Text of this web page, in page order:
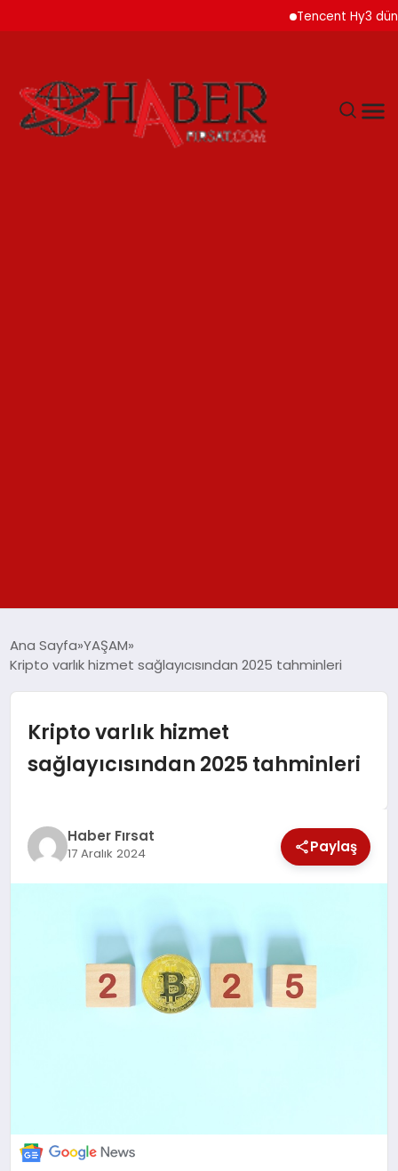
Tencent Hy3 dünya
SPOR
YAŞAM
TEKNOLOJİ
EKONOMİ
Ana Sayfa YAŞAM
Kripto varlık hizmet sağlayıcısından 2025 tahminleri
Kripto varlık hizmet
sağlayıcısından 2025 tahminleri
Haber Fırsat
17 Aralık 2024 Paylaş